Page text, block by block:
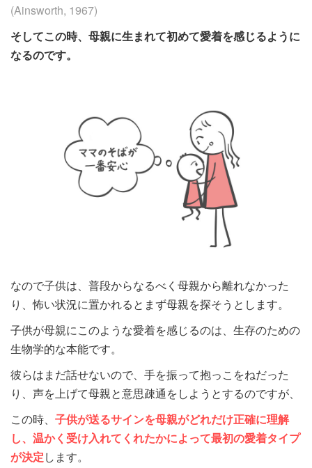
(Ainsworth, 1967)
そしてこの時、母親に生まれて初めて愛着を感じるように
なるのです。
なので子供は、普段からなるべく母親から離れなかった
り、怖い状況に置かれるとまず母親を探そうとします。
子供が母親にこのような愛着を感じるのは、生存のための
生物学的な本能です。
彼らはまだ話せないので、手を振って抱っこをねだった
り、声を上げて母親と意思疎通をしようとするのですが、
この時、 子供が送るサインを母親がどれだけ正確に理解
し、温かく受け入れてくれたかによって最初の愛着タイプ
が決定します。